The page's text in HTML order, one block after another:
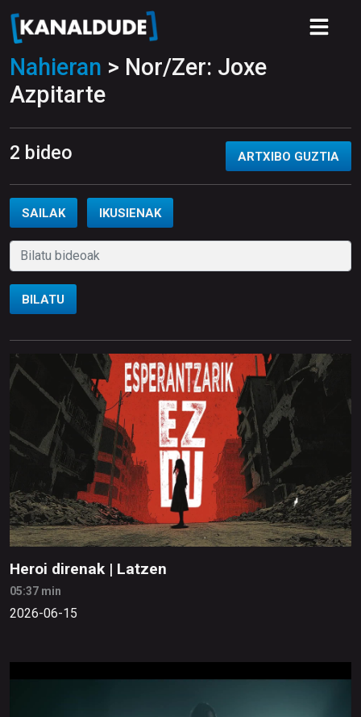
Nahieran > Nor/Zer: Joxe
Azpitarte
2 bideo ARTXIBO GUZTIA
SAILAK IKUSIENAK
BILATU
Heroi direnak | Latzen
05:37 min
2026-06-15